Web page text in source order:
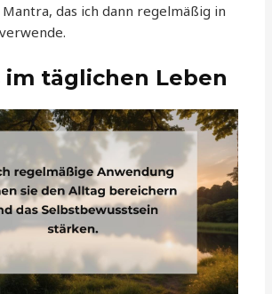
das ich dann regelmäßig in
im täglichen Leben